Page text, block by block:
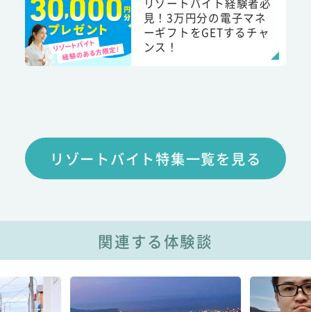
見！3万円分の電子マネ
ーギフトをGETするチャ
ンス！
リゾートバイト特集一覧を見る
関連する体験談